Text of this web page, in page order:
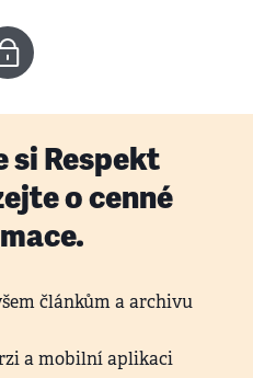
si Respekt
o cenné
článkům a archivu
a mobilní aplikaci